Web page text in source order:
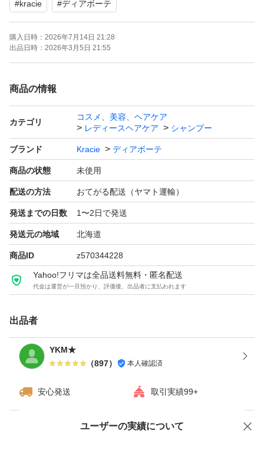
新品未開封
簡易包装でお送りします。
※基本的には、10％以上のお値引きは
お断りいたしますのでご了承下さい。
#ひまわり
#シャンプー
#ディアボーテ
#クラシエ
#kracie #ディアボーテ
購入日時： 2026年7月14日 21:28
出品日時： 2026年3月5日 21:55
商品の情報
カテゴリ
コスメ、美容、ヘアケア
レディースヘアケア
シャンプー
ブランド Kracie ディアボーテ
商品の状態 未使用
配送の方法 おてがる配送（ヤマト運輸）
発送までの日数 1〜2日で発送
発送元の地域 北海道
商品ID z570344228
Yahoo!フリマは全品送料無料・匿名配送
代金は運営が一旦預かり、評価後、出品者に支払われます
出品者
YKM★
（897） 本人確認済
安心発送 取引実績99+
ユーザーの実績について
価格の相談 商品への質問